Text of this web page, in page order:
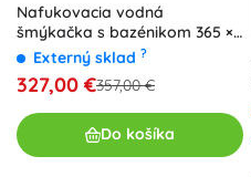
Nafukovacia vodná
šmýkačka s bazénikom 365 ×
340 × 152 cm BESTWAY
Externý sklad ?
327,00 €357,00 €
Do košíka